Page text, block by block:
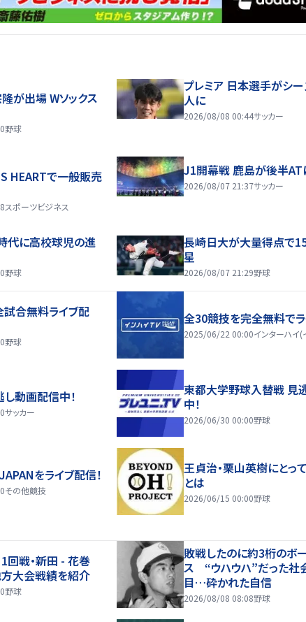
隆が出場 Wソックス
野球
プレミア 日本選手がシ
人に
2026/08/08 00:44サッカー
HEARTで一般販売
スポーツビジネス
J1開幕戦 鹿島が後半AT
2026/08/07 21:37サッカー
代に高校球児の進
野球
長崎日大が大量得点で
星
2026/08/07 21:29野球
合無料ライブ配
野球
全30競技を完全無料でラ
2025/06/22 00:00インターハイ(
動画配信中！
サッカー
東都大学野球入替戦 見
中！
2026/06/30 00:00野球
をライブ配信！
その他競技
王貞治・栗山英樹にとっ
とは
2026/06/15 00:00野球
1回戦・新田 - 花巻
大会戦績を紹介
野球
敗戦したのに約3桁のボ
ス “ウハウハ”だった社
目…砕かれた自信
2026/08/08 08:08野球